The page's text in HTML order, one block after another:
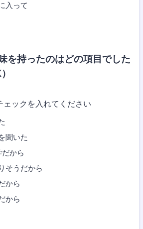
入って
を持ったのはどの項目でした
ェックを入れてください
聞いた
から
そうだから
から
から